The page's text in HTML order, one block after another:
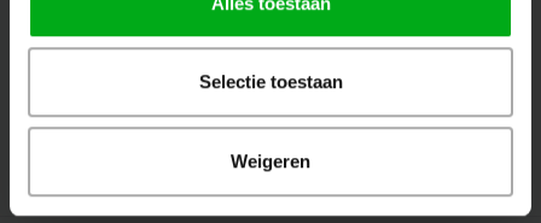
Selectie toestaan
Weigeren
Contact